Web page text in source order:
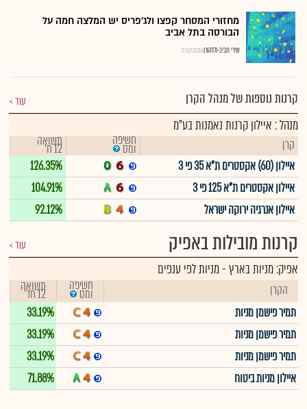
מחזורי המסחר קפצו ולג'פריס יש המלצה חמה על
הבורסה בתל אביב
27.07.2026שירי חביב-ולדהורן
קרנות נוספות של מנהל הקרן עוד
מנהל : איילון קרנות נאמנות בע"מ
קרן חשיפה
ומס תשואה
12 ח'
איילון (60) אקסטרים ת"א 35 פי 3
126.35%
איילון אקסטרים ת"א 125 פי 3
104.91%
איילון אנרגיה ירוקה ישראל
92.12%
קרנות מובילות באפיק עוד
אפיק:מניות בארץ-מניות לפי ענפים
הקרן חשיפה
ומס תשואה
12 חד'
תמיר פישמן מניות
33.19%
תמיר פישמן מניות
33.19%
תמיר פישמן מניות
33.19%
איילון מניות ביטוח
71.88%